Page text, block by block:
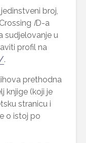
broj,
ID-a
sudjelovanje u
profil na
.
prethodna
knjige (koji je
stranicu i
o istoj po